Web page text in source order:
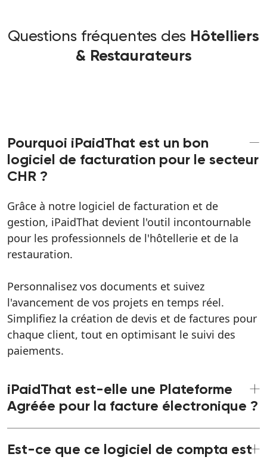
Questions fréquentes des Hôtelliers
& Restaurateurs
Pourquoi iPaidThat est un bon
logiciel de facturation pour le secteur
CHR ?
Grâce à notre logiciel de facturation et de
gestion, iPaidThat devient l'outil incontournable
pour les professionnels de l'hôtellerie et de la
restauration.
Personnalisez vos documents et suivez
l'avancement de vos projets en temps réel.
Simplifiez la création de devis et de factures pour
chaque client, tout en optimisant le suivi des
paiements.
iPaidThat est-elle une Plateforme
Agréée pour la facture électronique ?
Direction Générale des Finances publiques
Est-ce que ce logiciel de compta est